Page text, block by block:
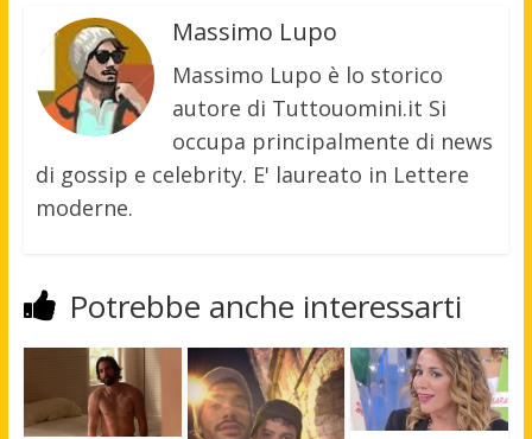
Massimo Lupo
Massimo Lupo è lo storico
autore di Tuttouomini.it Si
occupa principalmente di news
di gossip e celebrity. E' laureato in Lettere
moderne.
Potrebbe anche interessarti